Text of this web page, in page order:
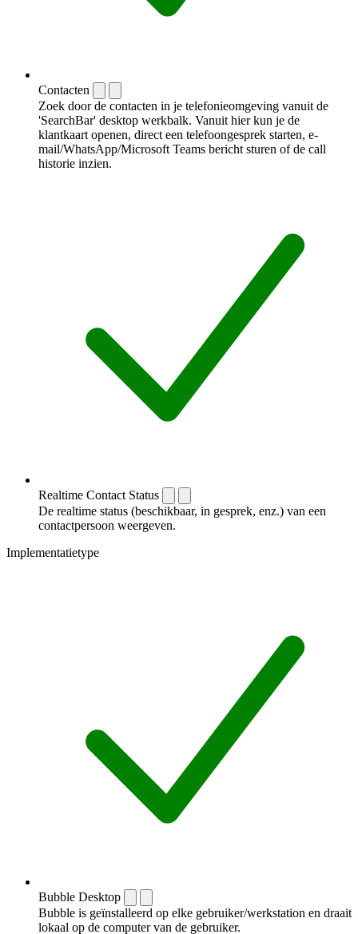
Contacten
Zoek door de contacten in je telefonieomgeving vanuit de
'SearchBar' desktop werkbalk. Vanuit hier kun je de
klantkaart openen, direct een telefoongesprek starten, e-
mail/WhatsApp/Microsoft Teams bericht sturen of de call
historie inzien.
Realtime Contact Status
De realtime status (beschikbaar, in gesprek, enz.) van een
contactpersoon weergeven.
Implementatietype
Bubble Desktop
Bubble is geïnstalleerd op elke gebruiker/werkstation en draait
lokaal op de computer van de gebruiker.